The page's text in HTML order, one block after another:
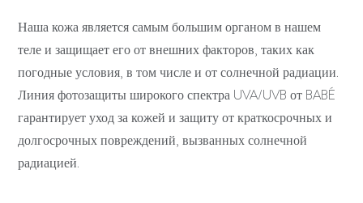
Наша кожа является самым большим органом в нашем
теле и защищает его от внешних факторов, таких как
погодные условия, в том числе и от солнечной радиации.
Линия фотозащиты широкого спектра UVA/UVB от BABÉ
гарантирует уход за кожей и защиту от краткосрочных и
долгосрочных повреждений, вызванных солнечной
радиацией.